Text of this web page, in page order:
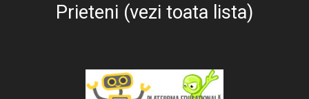
Prieteni (vezi toata lista)